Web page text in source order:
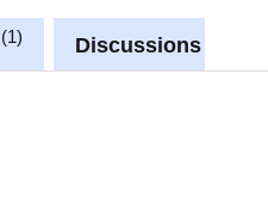
1 Discussions